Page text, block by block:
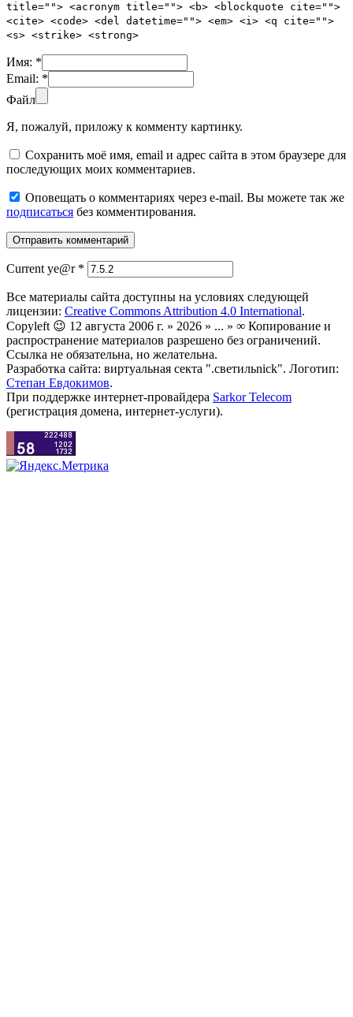
title=""> <acronym title=""> <b> <blockquote cite="">
<cite> <code> <del datetime=""> <em> <i> <q cite="">
<s> <strike> <strong>
Имя: *
Email: *
Файл
Я, пожалуй, приложу к комменту картинку.
Сохранить моё имя, email и адрес сайта в этом браузере для
последующих моих комментариев.
Оповещать о комментариях через e-mail. Вы можете так же
подписаться без комментирования.
Current ye@r *
Все материалы сайта доступны на условиях следующей
лицензии: Creative Commons Attribution 4.0 International.
Copyleft 😉 12 августа 2006 г. » 2026 » ... » ∞ Копирование и
распространение материалов разрешено без ограничений.
Ссылка не обязательна, но желательна.
Разработка сайта: виртуальная секта ".светильnick". Логотип:
Степан Евдокимов.
При поддержке интернет-провайдера Sarkor Telecom
(регистрация домена, интернет-услуги).